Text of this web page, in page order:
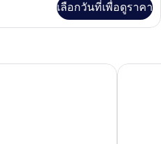
เลือกวันที่เพื่อดูราคา
ม็อกซี แ